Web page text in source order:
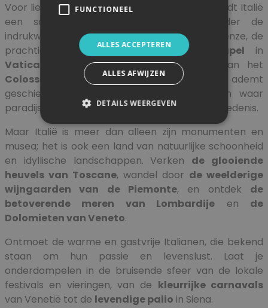
Voor liefhebbers van kunst en architectuur biedt Italië
een schat aan meesterwerken, waaronder de
indrukwekkende koepel van deDuomo
in Firenze, de
prachtige fresco's van deSixtijnse Kapel in
Vaticaanstad
, en de imposante ruïnes van het
Colosseum
in Rome. Elk hoekje van het land ademt
geschiedenis en cultuur, waardoor het een waar
paradijs is voor liefhebbers van kunst en geschiedenis.
Maar Italië is meer dan alleen zijn monumenten en
musea; het is ook een land van natuurlijke schoonheid
en idyllische landschappen. Verken de glooiende
heuvels van Toscane, wandel door de weelderige
wijngaarden van de Piemonte, en ontdek de
betoverende meren van Lombardije en de
Dolomieten van Veneto.
Ontmoet de warme en gastvrije Italianen, die bekend
staan om hun passie en levenslust. Laat je
onderdompelen in de bruisende sfeer van de lokale
festivals en vieringen, van de kleurrijke carnavals
van Venetië tot de levendige palio in Siena.
FUNCTIONEEL
ALLES ACCEPTEREN
ALLES AFWIJZEN
DETAILS WEERGEVEN